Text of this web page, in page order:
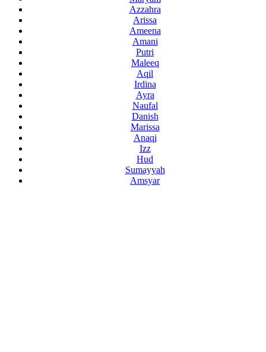
Azzahra
Arissa
Ameena
Amani
Putri
Maleeq
Aqil
Irdina
Ayra
Naufal
Danish
Marissa
Anaqi
Izz
Hud
Sumayyah
Amsyar